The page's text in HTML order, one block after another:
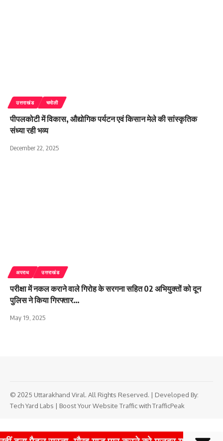
उत्तराखंड चमोली
पीपलकोटी में विकास, औद्योगिक पर्यटन एवं किसान मेले की सांस्कृतिक
संध्या रही भव्य
December 22, 2025
अपराध उत्तराखंड
परीक्षा में नकल कराने वाले गिरोह के सरगना सहित 02 अभियुक्तों को दून
पुलिस ने किया गिरफ्तार…
May 19, 2025
© 2025 Uttarakhand Viral. All Rights Reserved. | Developed By:
Tech Yard Labs | Boost Your Website Traffic with TrafficPeak